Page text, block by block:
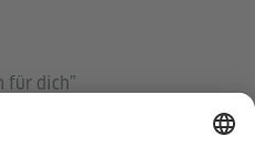
für dich”
ஜெர்மன் பாடநெறிகள்